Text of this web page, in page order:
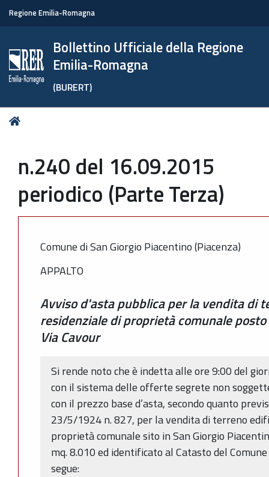
Regione Emilia-Romagna
Bollettino Ufficiale della Regione
Emilia-Romagna
(BURERT)
Tu
n.240 del 16.09.2015
periodico (Parte Terza)
Comune di San Giorgio Piacentino (Piacenza)
APPALTO
Avviso d'asta pubblica per la vendita di
residenziale di proprietà comunale
Via Cavour
Si rende noto che è indetta alle ore 9:00 del
con il sistema delle offerte segrete non
con il prezzo base d’asta, secondo quanto
23/5/1924 n. 827, per la vendita di terreno
proprietà comunale sito in San Giorgio
mq. 8.010 ed identificato al Catasto del
segue: